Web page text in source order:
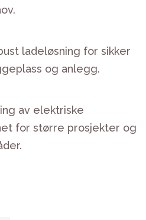
ladeløsning for sikker
og anlegg.
av elektriske
for større prosjekter og
til strømsentraler